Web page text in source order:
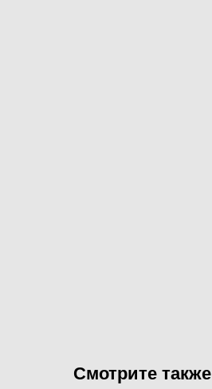
Смотрите также